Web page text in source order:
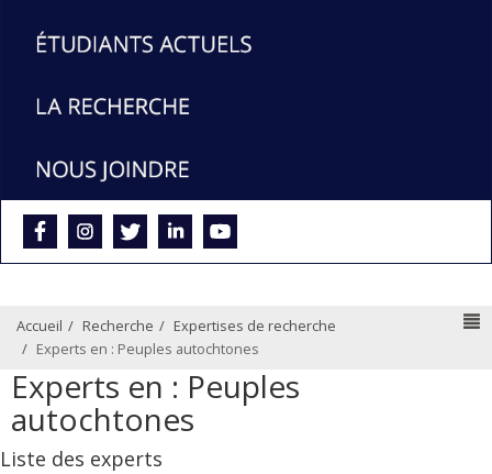
Accueil Recherche
Expertises de recherche
Experts en : Peuples autochtones
Experts en : Peuples
autochtones
Liste des experts